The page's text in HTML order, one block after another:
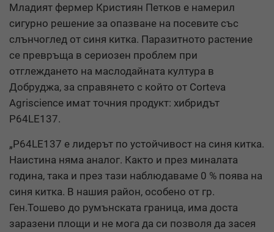
Младият фермер Кристиян Петков е намерил
сигурно решение за опазване на посевите със
слънчоглед от синя китка. Паразитното растение
се превръща в сериозен проблем при
отглеждането на маслодайната култура в
Добруджа, за справянето с който от Corteva
Agriscience имат точния продукт: хибридът
P64LE137.
„Р64LE137 e лидерът по устойчивост на синя китка.
Наистина няма аналог. Както и през миналата
година, така и през тази наблюдаваме 0 % поява на
синя китка. В нашия район, особено от гр.
Ген.Тошево до румънската граница, има доста
заразени площи и не мога да си позволя да засея